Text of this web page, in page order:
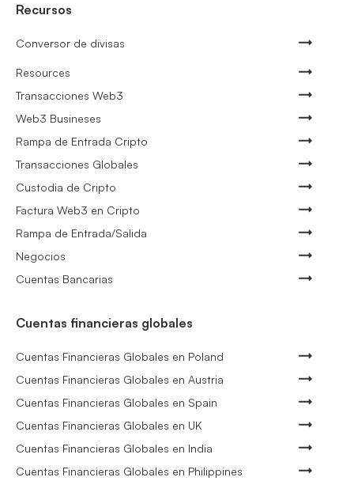
Recursos
Conversor de divisas
Resources
Transacciones Web3
Web3 Busineses
Rampa de Entrada Cripto
Transacciones Globales
Custodia de Cripto
Factura Web3 en Cripto
Rampa de Entrada/Salida
Negocios
Cuentas Bancarias
Cuentas financieras globales
Cuentas Financieras Globales en Poland
Cuentas Financieras Globales en Austria
Cuentas Financieras Globales en Spain
Cuentas Financieras Globales en UK
Cuentas Financieras Globales en India
Cuentas Financieras Globales en Philippines